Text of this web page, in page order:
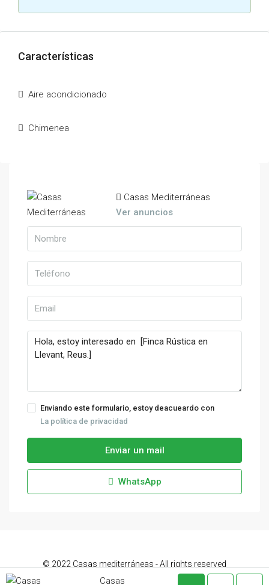
Características
Aire acondicionado
Chimenea
Casas Mediterráneas
Ver anuncios
Enviando este formulario, estoy deacueardo con
La política de privacidad
Enviar un mail
WhatsApp
© 2022 Casas mediterráneas - All rights reserved
Casas